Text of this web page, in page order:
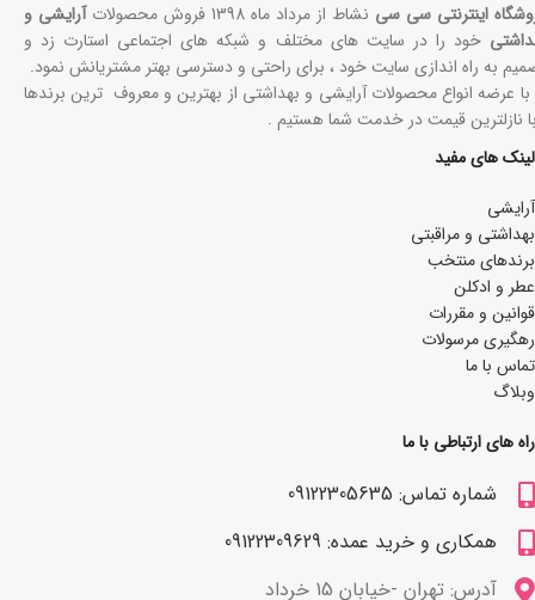
اینترنتی سی سی نشاط از مرداد ماه 1398 فروش محصولات
آرایشی و
خود را در سایت های مختلف و شبکه های اجتماعی استارت زد و
به راه اندازی سایت خود ، برای راحتی و دسترسی بهتر مشتریانش نمود.
با عرضه انواع محصولات آرایشی و بهداشتی از بهترین و معروف ترین برندها
نازلترین قیمت در خدمت شما هستیم .
لینک های مفید
آرایشی
بھداشتی و مراقبتی
برندهای منتخب
عطر و ادکلن
قوانین و مقررات
رهگیری مرسولات
تماس با ما
وبلاگ
راه های ارتباطی با ما
شماره تماس: 09122305635
همکاری و خرید عمده: 09122309629
آدرس: تهران -خیابان 15 خرداد